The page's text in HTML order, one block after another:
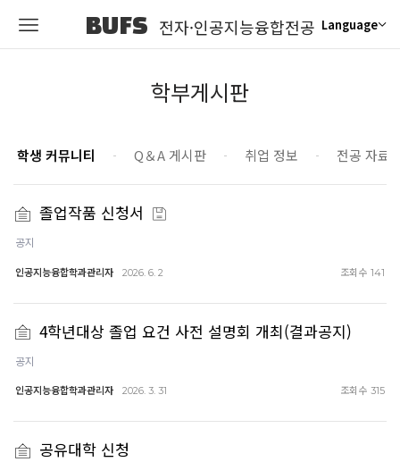
BUFS 전자·인공지능융합전공 Language
학부게시판
학생 커뮤니티 Q＆A 게시판 취업 정보 전공 자료
졸업작품 신청서
공지
인공지능융합학과관리자 2026. 6. 2 조회수 141
4학년대상 졸업 요건 사전 설명회 개최(결과공지)
공지
인공지능융합학과관리자 2026. 3. 31 조회수 315
공유대학 신청